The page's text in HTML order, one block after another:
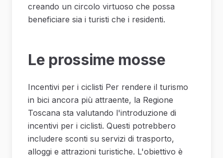
creando un circolo virtuoso che possa
beneficiare sia i turisti che i residenti.
Le prossime mosse
Incentivi per i ciclisti Per rendere il turismo
in bici ancora più attraente, la Regione
Toscana sta valutando l'introduzione di
incentivi per i ciclisti. Questi potrebbero
includere sconti su servizi di trasporto,
alloggi e attrazioni turistiche. L'obiettivo è